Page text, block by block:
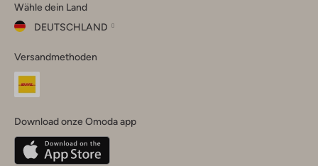
Instagram
Facebook
TikTok
Wähle dein Land
DEUTSCHLAND
dein
Land
Belgique(Français)
Deutschland
Versandmethoden
Download onze Omoda app